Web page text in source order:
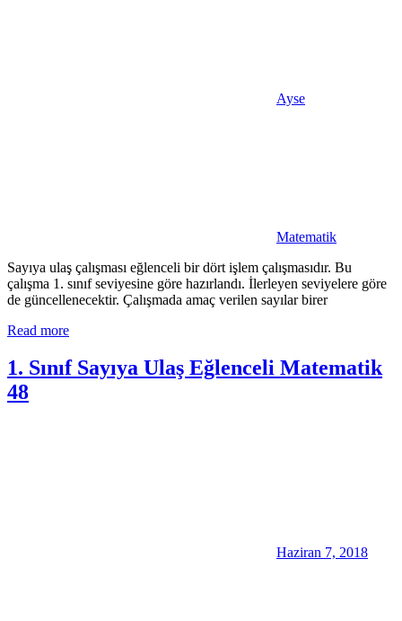
Ayse
Matematik
Sayıya ulaş çalışması eğlenceli bir dört işlem çalışmasıdır. Bu
çalışma 1. sınıf seviyesine göre hazırlandı. İlerleyen seviyelere göre
de güncellenecektir. Çalışmada amaç verilen sayılar birer
Read more
1. Sınıf Sayıya Ulaş Eğlenceli Matematik
48
Haziran 7, 2018